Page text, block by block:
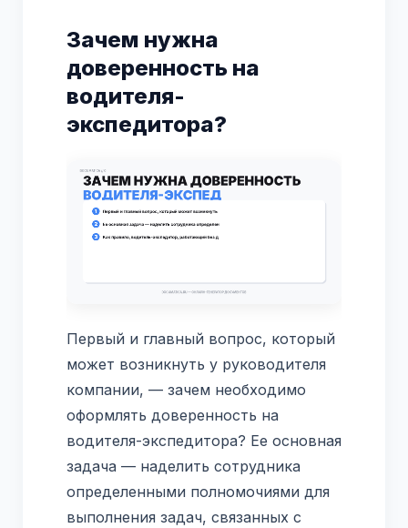
Зачем нужна
доверенность на
водителя-
экспедитора?
Первый и главный вопрос, который
может возникнуть у руководителя
компании, — зачем необходимо
оформлять доверенность на
водителя-экспедитора? Ее основная
задача — наделить сотрудника
определенными полномочиями для
выполнения задач, связанных с